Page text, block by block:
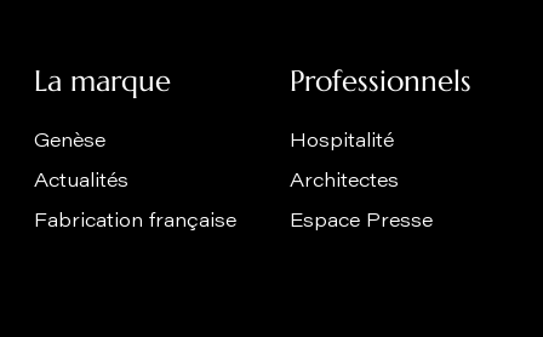
La marque
Genèse
Actualités
Fabrication française
Professionnels
Hospitalité
Architectes
Espace Presse